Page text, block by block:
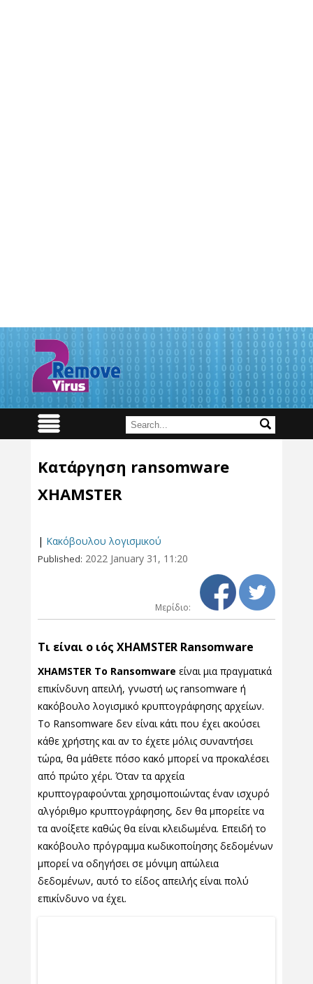
Κατάργηση ransomware
XHAMSTER
| Κακόβουλου λογισμικού
Published: 2022 January 31, 11:20
Μερίδιο:
Τι είναι ο ιός XHAMSTER Ransomware
XHAMSTER Το Ransomware είναι μια πραγματικά
επικίνδυνη απειλή, γνωστή ως ransomware ή
κακόβουλο λογισμικό κρυπτογράφησης αρχείων.
Το Ransomware δεν είναι κάτι που έχει ακούσει
κάθε χρήστης και αν το έχετε μόλις συναντήσει
τώρα, θα μάθετε πόσο κακό μπορεί να προκαλέσει
από πρώτο χέρι. Όταν τα αρχεία
κρυπτογραφούνται χρησιμοποιώντας έναν ισχυρό
αλγόριθμο κρυπτογράφησης, δεν θα μπορείτε να
τα ανοίξετε καθώς θα είναι κλειδωμένα. Επειδή το
κακόβουλο πρόγραμμα κωδικοποίησης δεδομένων
μπορεί να οδηγήσει σε μόνιμη απώλεια
δεδομένων, αυτό το είδος απειλής είναι πολύ
επικίνδυνο να έχει.